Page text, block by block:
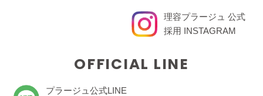
理容プラージュ 公式
採用 INSTAGRAM
OFFICIAL LINE
プラージュ公式LINE